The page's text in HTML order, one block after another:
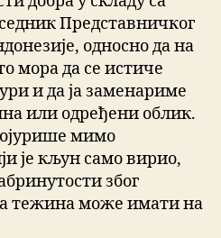
Представничког
односно да на
мора да се истиче
и да ја заменариме
или одређени облик.
мимо
је кљун само вирио,
због
тежина може имати на